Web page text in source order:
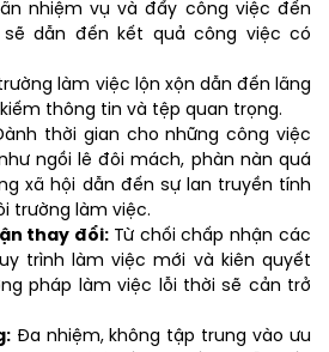
nhiệm vụ và đẩy công việc đến
dẫn đến kết quả công việc có
làm việc lộn xộn dẫn đến lãng
thông tin và tệp quan trọng.
thời gian cho những công việc
ngồi lê đôi mách, phàn nàn quá
xã hội dẫn đến sự lan truyền tính
trường làm việc.
thay đổi: Từ chối chấp nhận các
trình làm việc mới và kiên quyết
pháp làm việc lỗi thời sẽ cản trở
Đa nhiệm, không tập trung vào ưu